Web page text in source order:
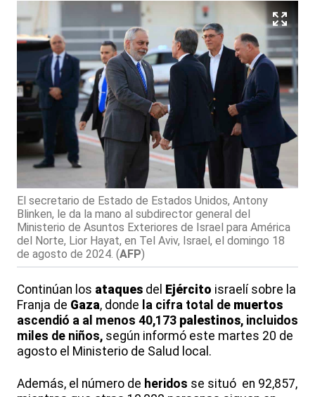
El secretario de Estado de Estados Unidos, Antony
Blinken, le da la mano al subdirector general del
Ministerio de Asuntos Exteriores de Israel para América
del Norte, Lior Hayat, en Tel Aviv, Israel, el domingo 18
de agosto de 2024. (AFP)
Continúan los ataques del Ejército israelí sobre la
Franja de Gaza, donde la cifra total de muertos
ascendió a al menos 40,173 palestinos, incluidos
miles de niños, según informó este martes 20 de
agosto el Ministerio de Salud local.
Además, el número de heridos se situó en 92,857,